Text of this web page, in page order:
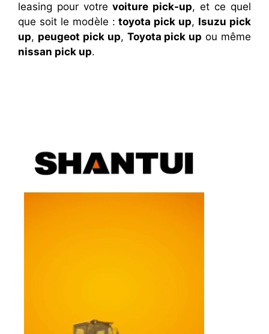
leasing pour votre voiture pick-up, et ce quel
que soit le modèle :toyota pick up, Isuzu pick
up, peugeot pick up, Toyota pick up ou même
nissan pick up.